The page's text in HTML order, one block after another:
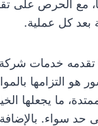
مع الحرص على
بعد كل عملية.
تقدمه خدمات
هو التزامها
ما يجعلها
حد سواء.